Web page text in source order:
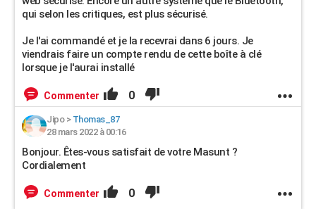
qui selon les critiques, est plus sécurisé.
Je l'ai commandé et je la recevrai dans 6 jours. Je
viendrais faire un compte rendu de cette boîte à clé
lorsque je l'aurai installé
Commenter 0
Jipo> Thomas_87
28 mars 2022 à 00:16
Bonjour. Êtes-vous satisfait de votre Masunt ?
Cordialement
Commenter 0